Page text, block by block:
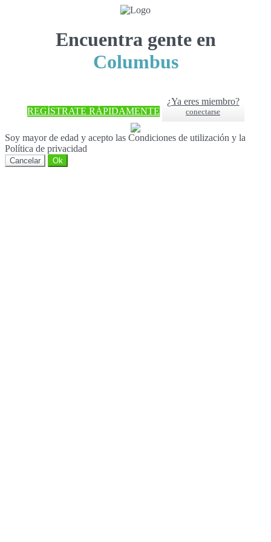
Encuentra gente en
Columbus
REGÍSTRATE RÁPIDAMENTE
¿Ya eres miembro?
conectarse
Soy mayor de edad y acepto las Condiciones de utilización y la
Política de privacidad
Cancelar Ok